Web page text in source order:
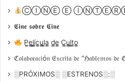
ⒸⒾⓃⒺ Ⓔ
𝕮𝖎𝖓𝖊 𝖘𝖔𝖇𝖗𝖊 𝕮𝖎𝖓𝖊
P̳e̳l̳í̳c̳u̳l̳a̳ d̳e̳ C̳u̳l̳t̳o̳
ℭ𝔬𝔩𝔞𝔟𝔬𝔯𝔞𝔠𝔦ó𝔫 𝔈𝔰𝔠𝔯𝔦𝔱𝔞 𝔡𝔢 “ℌ𝔞𝔟𝔩𝔢𝔪𝔬𝔰 𝔡𝔢
░PRÓXIMOS░ ░ESTRENOS░:░